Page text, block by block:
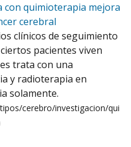
con quimioterapia mejora
cerebral
clínicos de seguimiento
pacientes viven
trata con una
y radioterapia en
solamente.
cerebro/investigacion/qui